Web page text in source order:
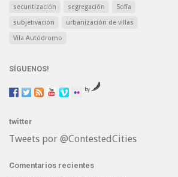
securitización
segregación
Sofía
subjetivación
urbanización de villas
Vila Autódromo
SÍGUENOS!
by
twitter
Tweets por @ContestedCities
Comentarios recientes